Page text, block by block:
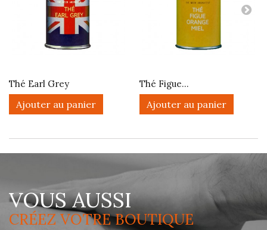
Thé Earl Grey
Ajouter au panier
Thé Figue...
Ajouter au panier
VOUS AUSSI
CRÉEZ VOTRE BOUTIQUE